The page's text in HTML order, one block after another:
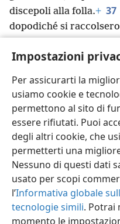
Impostazioni
Per assicurarti la
usiamo cookie e
permettono al sito di
essere rifiutati. Puoi
degli altri cookie, che
permetterti una
Nessuno di questi dati
usato per scopi
l’Informativa globale
tecnologie simili. Potrai
momento le
discepoli alla folla.+ 37
dopodiché si
38
4.000 uomini, senza
barca e andò nella
Italiano
Copyright© 2026 Watch Tower
Condizioni d’uso